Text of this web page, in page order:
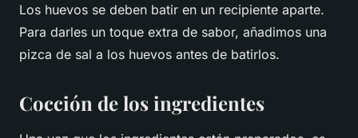
Los huevos se deben batir en un recipiente aparte.
Para darles un toque extra de sabor, añadimos una
pizca de sal a los huevos antes de batirlos.
Cocción de los ingredientes